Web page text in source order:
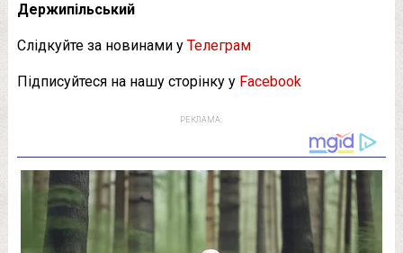
Держипільський
Слідкуйте за новинами у Телеграм
Підписуйтеся на нашу сторінку у Facebook
РЕКЛАМА: